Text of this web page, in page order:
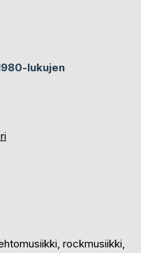
lukujen
rockmusiikki,